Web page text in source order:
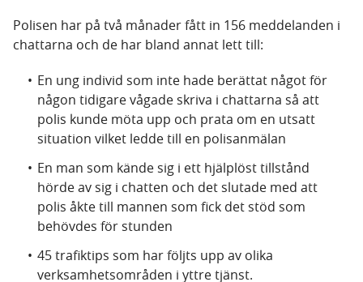
Polisen har på två månader fått in 156 meddelanden i
chattarna och de har bland annat lett till:
En ung individ som inte hade berättat något för
någon tidigare vågade skriva i chattarna så att
polis kunde möta upp och prata om en utsatt
situation vilket ledde till en polisanmälan
En man som kände sig i ett hjälplöst tillstånd
hörde av sig i chatten och det slutade med att
polis åkte till mannen som fick det stöd som
behövdes för stunden
45 trafiktips som har följts upp av olika
verksamhetsområden i yttre tjänst.